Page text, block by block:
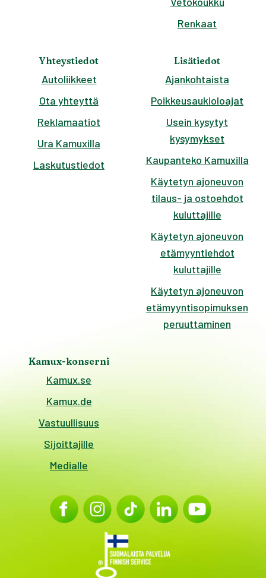
Renkaat
Yhteystiedot
Autoliikkeet
Ota yhteyttä
Reklamaatiot
Ura Kamuxilla
Laskutustiedot
Lisätiedot
Ajankohtaista
Poikkeusaukioloajat
Usein kysytyt
kysymykset
Kaupanteko Kamuxilla
Käytetyn ajoneuvon
tilaus- ja ostoehdot
kuluttajille
Käytetyn ajoneuvon
etämyyntiehdot
kuluttajille
Käytetyn ajoneuvon
etämyyntisopimuksen
peruuttaminen
Kamux-konserni
Kamux.se
Kamux.de
Vastuullisuus
Sijoittajille
Medialle